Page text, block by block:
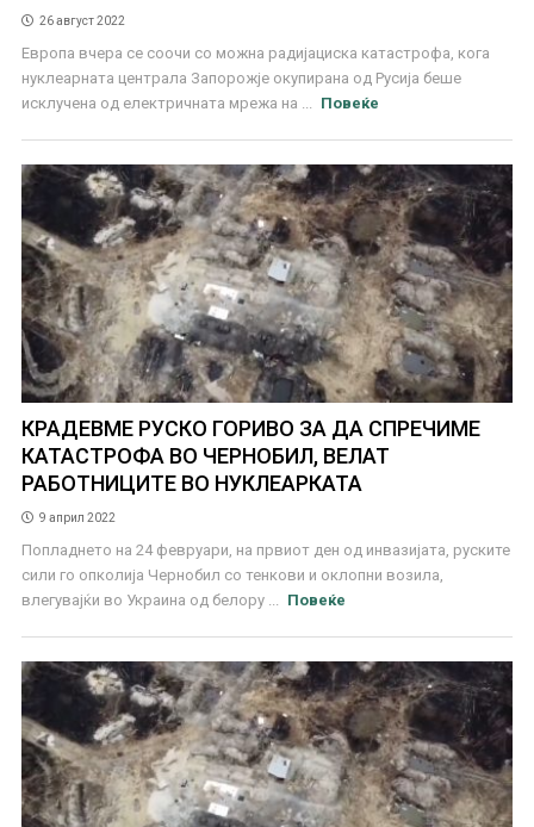
26 август 2022
Европа вчера се соочи со можна радијациска катастрофа, кога
нуклеарната централа Запорожје окупирана од Русија беше
исклучена од електричната мрежа на ...
Повеќе
КРАДЕВМЕ РУСКО ГОРИВО ЗА ДА СПРЕЧИМЕ
КАТАСТРОФА ВО ЧЕРНОБИЛ, ВЕЛАТ
РАБОТНИЦИТЕ ВО НУКЛЕАРКАТА
9 април 2022
Попладнето на 24 февруари, на првиот ден од инвазијата, руските
сили го опколија Чернобил со тенкови и оклопни возила,
влегувајќи во Украина од белору ...
Повеќе